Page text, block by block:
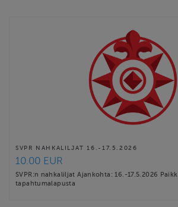
SVPR NAHKALILJAT 16.-17.5.2026
10.00 EUR
SVPR:n nahkaliljat Ajankohta: 16.-17.5.2026
tapahtumalapusta